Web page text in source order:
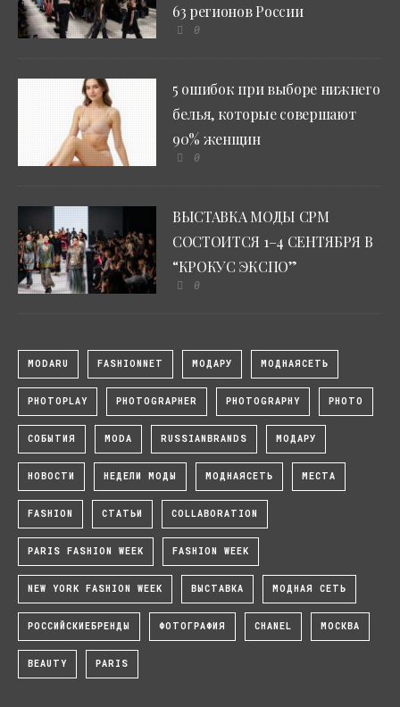
63 регионов России
0
5 ошибок при выборе нижнего
белья, которые совершают
90% женщин
0
ВЫСТАВКА МОДЫ CPM
СОСТОИТСЯ 1–4 СЕНТЯБРЯ В
“КРОКУС ЭКСПО”
0
MODARU FASHIONNET МОДАРУ МОДНАЯСЕТЬ
PHOTOPLAY PHOTOGRAPHER PHOTOGRAPHY PHOTO
СОБЫТИЯ MODA RUSSIANBRANDS МОДАРУ
НОВОСТИ НЕДЕЛИ МОДЫ МОДНАЯСЕТЬ МЕСТА
FASHION СТАТЬИ COLLABORATION
PARIS FASHION WEEK FASHION WEEK
NEW YORK FASHION WEEK ВЫСТАВКА МОДНАЯ СЕТЬ
РОССИЙСКИЕБРЕНДЫ ФОТОГРАФИЯ CHANEL МОСКВА
BEAUTY PARIS